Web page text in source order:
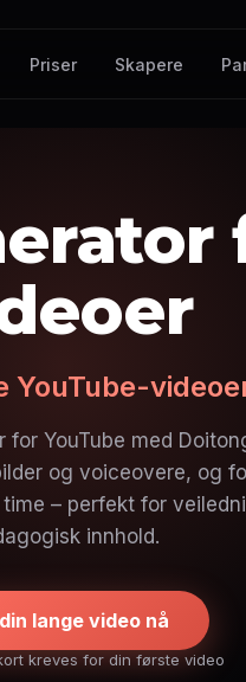
Priser Skapere
YouTube-
YouTube med
og voiceovere, og
– perfekt for
innhold.
lange video nå
kreves for din første video